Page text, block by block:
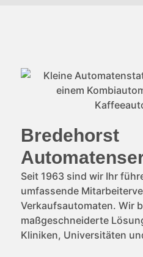
Bredehorst
Seit 1963 sind wir Ihr
umfassende
Verkaufsautomaten. Wir
maßgeschneiderte
Kliniken, Universitäten